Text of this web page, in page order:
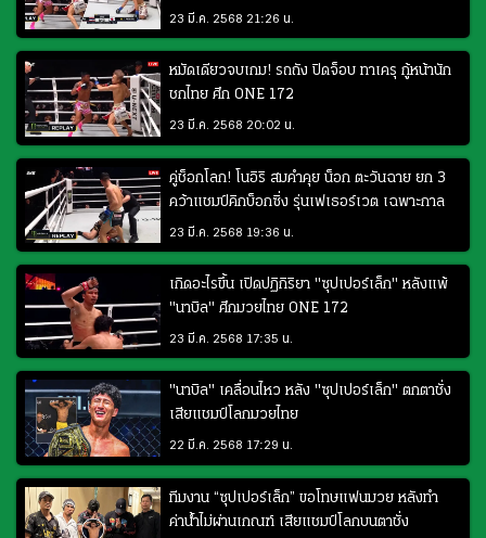
23 มี.ค. 2568 21:26 น.
หมัดเดียวจบเกม! รถถัง ปิดจ็อบ ทาเครุ กู้หน้านัก
ชกไทย ศึก ONE 172
23 มี.ค. 2568 20:02 น.
คู่ช็อกโลก! โนอิริ สมคำคุย น็อก ตะวันฉาย ยก 3
คว้าแชมป์คิกบ็อกซิ่ง รุ่นเฟเธอร์เวต เฉพาะกาล
23 มี.ค. 2568 19:36 น.
เกิดอะไรขึ้น เปิดปฏิกิริยา "ซุปเปอร์เล็ก" หลังแพ้
"นาบิล" ศึกมวยไทย ONE 172
23 มี.ค. 2568 17:35 น.
"นาบิล" เคลื่อนไหว หลัง "ซุปเปอร์เล็ก" ตกตาชั่ง
เสียแชมป์โลกมวยไทย
22 มี.ค. 2568 17:29 น.
ทีมงาน “ซุปเปอร์เล็ก” ขอโทษแฟนมวย หลังทำ
ค่าน้ำไม่ผ่านเกณฑ์ เสียแชมป์โลกบนตาชั่ง